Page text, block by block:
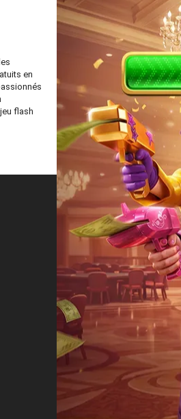
en
flash